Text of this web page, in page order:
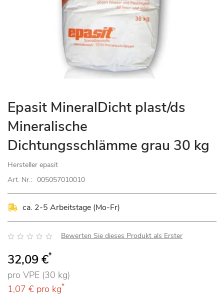
Zum
Anfang
der
springen
Epasit MineralDicht plast/ds
Mineralische
Dichtungsschlämme grau 30 kg
Hersteller epasit
Art. Nr.: 005057010010
ca. 2-5 Arbeitstage (Mo-Fr)
Bewertung: Bewerten Sie dieses Produkt als Erster
32,09 €*
pro VPE (30 kg)
1,07 € pro kg*